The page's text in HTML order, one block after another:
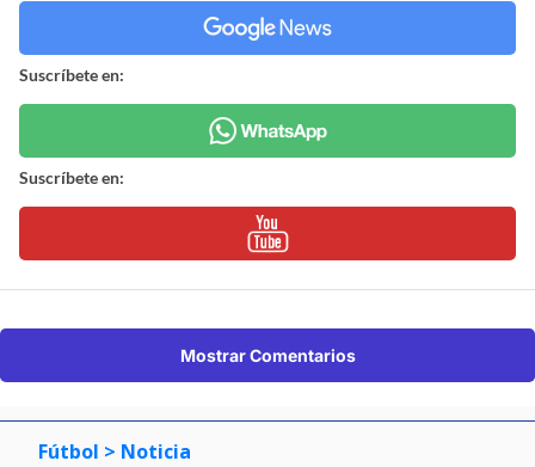
Suscríbete en:
Suscríbete en:
Mostrar Comentarios
Fútbol > Noticia